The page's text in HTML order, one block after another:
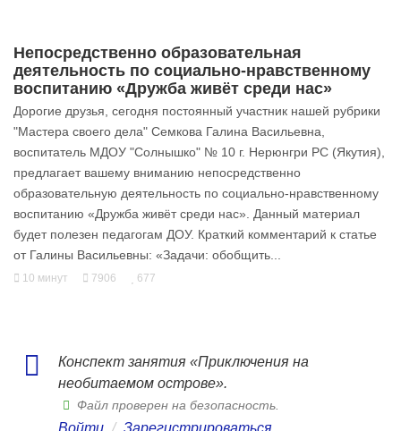
Непосредственно образовательная
деятельность по социально-нравственному
воспитанию «Дружба живёт среди нас»
Дорогие друзья, сегодня постоянный участник нашей рубрики
"Мастера своего дела" Семкова Галина Васильевна,
воспитатель МДОУ "Солнышко" № 10 г. Нерюнгри РС (Якутия),
предлагает вашему вниманию непосредственно
образовательную деятельность по социально-нравственному
воспитанию «Дружба живёт среди нас». Данный материал
будет полезен педагогам ДОУ. Краткий комментарий к статье
от Галины Васильевны: «Задачи: обобщить...
10 минут 7906 677
Конспект занятия «Приключения на
необитаемом острове».
Файл проверен на безопасность.
Войти / Зарегистрироваться